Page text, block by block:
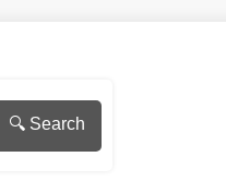
🔍 Search